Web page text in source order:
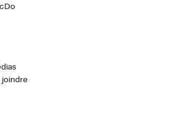
joindre